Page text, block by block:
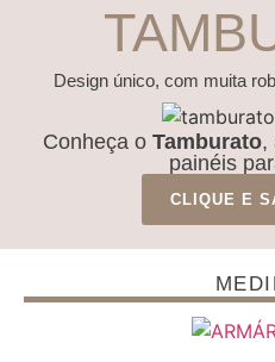
Design único, com muita
Conheça o Tamburato,
painéis
CLIQUE E